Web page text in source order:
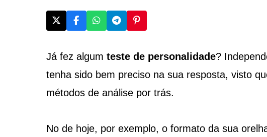
Já fez algum teste de personalidade?
tenha sido bem preciso na sua resposta, visto
métodos de análise por trás.
No de hoje, por exemplo, o formato da sua